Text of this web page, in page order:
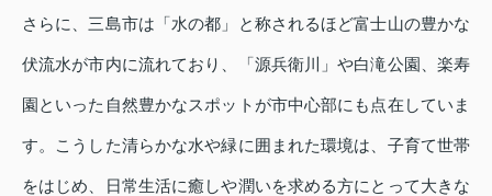
さらに、三島市は「水の都」と称されるほど富士山の豊かな
伏流水が市内に流れており、「源兵衛川」や白滝公園、楽寿
園といった自然豊かなスポットが市中心部にも点在していま
す。こうした清らかな水や緑に囲まれた環境は、子育て世帯
をはじめ、日常生活に癒しや潤いを求める方にとって大きな